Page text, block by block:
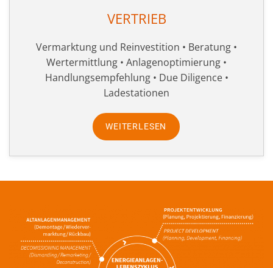
VERTRIEB
Vermarktung und Reinvestition • Beratung •
Wertermittlung • Anlagenoptimierung •
Handlungsempfehlung • Due Diligence •
Ladestationen
WEITERLESEN